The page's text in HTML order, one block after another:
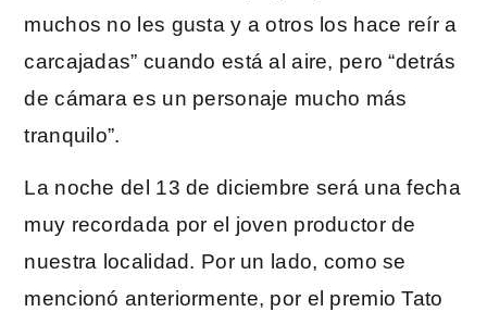
muchos no les gusta y a otros los hace reír a
carcajadas” cuando está al aire, pero “detrás
de cámara es un personaje mucho más
tranquilo”.
La noche del 13 de diciembre será una fecha
muy recordada por el joven productor de
nuestra localidad. Por un lado, como se
mencionó anteriormente, por el premio Tato